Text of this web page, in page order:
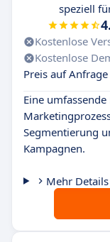
speziell
Kostenlose
Kostenlose
Preis auf Anfrage
Eine
Segmentierung
Kampagnen.
Mehr